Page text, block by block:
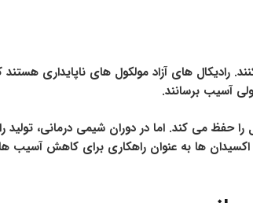
رادیکال های آزاد مولکول های ناپایداری هستند
حفظ می کند. اما در دوران شیمی درمانی، تولید
ها به عنوان راهکاری برای کاهش آسیب